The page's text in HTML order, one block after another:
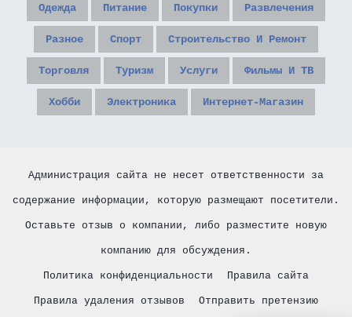
Одежда Питание Покупки Развлечения
Разное Спорт Строительство И Ремонт
Торговля Туризм Услуги Фильмы И ТВ
Хобби Электроника Интернет-Магазин
Администрация сайта не несет ответственности за
содержание информации, которую размещают посетители.
Оставьте отзыв о компании, либо разместите новую
компанию для обсуждения.
Политика конфиденциальности Правила сайта
Правила удаления отзывов Отправить претензию